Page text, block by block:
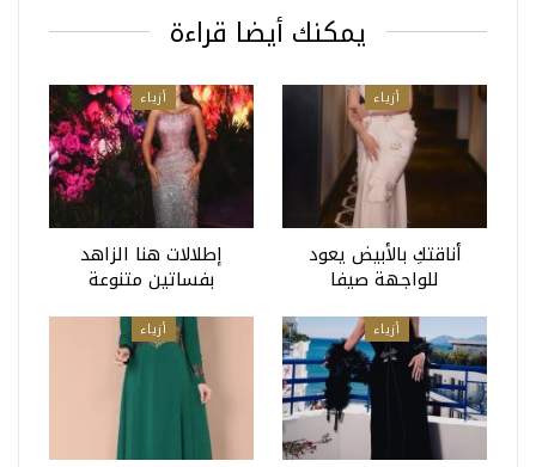
يمكنك أيضا قراءة
أزياء
أناقتكِ بالأبيض يعود
للواجهة صيفا
أزياء
إطلالات هنا الزاهد
بفساتين متنوعة
أزياء أزياء